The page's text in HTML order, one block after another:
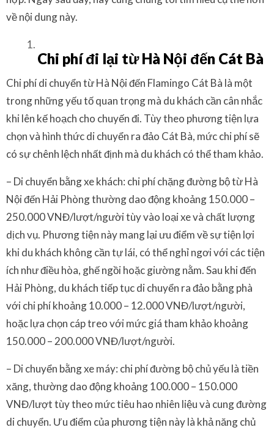
về nội dung này.
Chi phí đi lại từ Hà Nội đến Cát Bà
Chi phí di chuyển từ Hà Nội đến Flamingo Cát Bà là một
trong những yếu tố quan trọng mà du khách cần cân nhắc
khi lên kế hoạch cho chuyến đi. Tùy theo phương tiện lựa
chọn và hình thức di chuyển ra đảo Cát Bà, mức chi phí sẽ
có sự chênh lệch nhất định mà du khách có thể tham khảo.
– Di chuyển bằng xe khách: chi phí chặng đường bộ từ Hà
Nội đến Hải Phòng thường dao động khoảng 150.000 –
250.000 VNĐ/lượt/người tùy vào loại xe và chất lượng
dịch vụ. Phương tiện này mang lại ưu điểm về sự tiện lợi
khi du khách không cần tự lái, có thể nghỉ ngơi với các tiện
ích như điều hòa, ghế ngồi hoặc giường nằm. Sau khi đến
Hải Phòng, du khách tiếp tục di chuyển ra đảo bằng phà
với chi phí khoảng 10.000 – 12.000 VNĐ/lượt/người,
hoặc lựa chọn cáp treo với mức giá tham khảo khoảng
150.000 – 200.000 VNĐ/lượt/người.
– Di chuyển bằng xe máy: chi phí đường bộ chủ yếu là tiền
xăng, thường dao động khoảng 100.000 – 150.000
VNĐ/lượt tùy theo mức tiêu hao nhiên liệu và cung đường
di chuyển. Ưu điểm của phương tiện này là khả năng chủ